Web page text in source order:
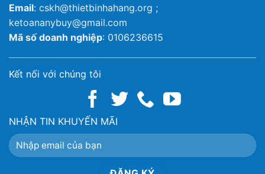
Email: cskh@thietbinhahang.org ;
ketoananybuy@gmail.com
Mã số doanh nghiệp: 0106236615
Kết nối với chúng tôi
NHẬN TIN KHUYẾN MÃI